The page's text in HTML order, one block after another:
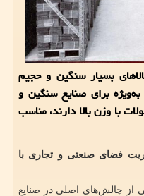
بسیار سنگین و حجیم
برای صنایع سنگین و
با وزن بالا دارند، مناسب
فضای صنعتی و تجاری با
از چالش‌های اصلی در صنایع